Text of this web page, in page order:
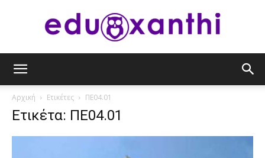
Αρχική Ετικέτες ΠΕ04.01
Ετικέτα: ΠΕ04.01